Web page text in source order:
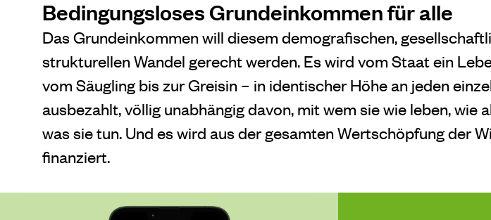
Bedingungsloses Grundeinkommen für alle
Das Grundeinkommen will diesem demografischen,
strukturellen Wandel gerecht werden. Es wird vom Staat ein
vom Säugling bis zur Greisin – in identischer Höhe an jeden
ausbezahlt, völlig unabhängig davon, mit wem sie wie leben, wie
was sie tun. Und es wird aus der gesamten Wertschöpfung der
finanziert.